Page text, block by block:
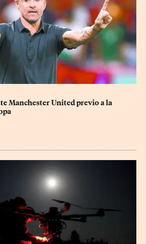
Manchester United previo a la